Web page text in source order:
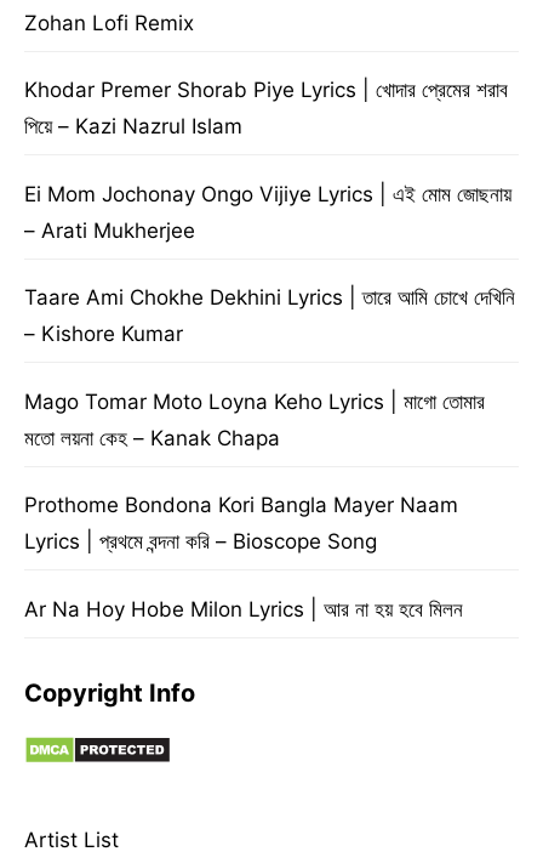
Zohan Lofi Remix
Khodar Premer Shorab Piye Lyrics | খোদার প্রেমের শরাব
পিয়ে – Kazi Nazrul Islam
Ei Mom Jochonay Ongo Vijiye Lyrics | এই মোম জোছনায়
– Arati Mukherjee
Taare Ami Chokhe Dekhini Lyrics | তারে আমি চোখে দেখিনি
– Kishore Kumar
Mago Tomar Moto Loyna Keho Lyrics | মাগো তোমার
মতো লয়না কেহ – Kanak Chapa
Prothome Bondona Kori Bangla Mayer Naam
Lyrics | প্রথমে বন্দনা করি – Bioscope Song
Ar Na Hoy Hobe Milon Lyrics | আর না হয় হবে মিলন
Copyright Info
Artist List